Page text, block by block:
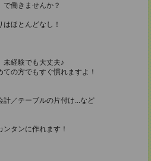
働きませんか？
はほとんどなし！
未経験でも大丈夫♪
の方でもすぐ慣れますよ！
計／テーブルの片付け...など
タンに作れます！